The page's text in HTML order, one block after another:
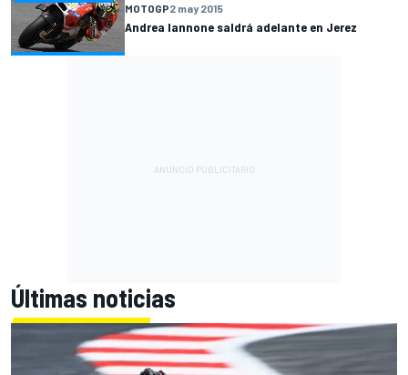
MOTOGP2 may 2015
Andrea Iannone saldrá adelante en Jerez
Últimas noticias